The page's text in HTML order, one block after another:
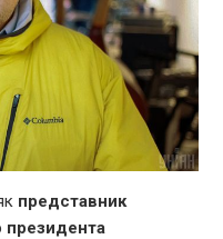
представник
президента